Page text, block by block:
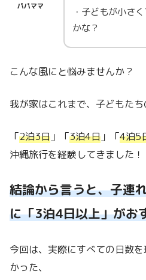
パパママ
・子どもが小さ
かな？
こんな風にと悩みませんか？
我が家はこれまで、子どもた
「2泊3日 」「3泊4日 」「4泊5
沖縄旅行を経験してきました！
結論から言うと、子連
に「3泊4日以上」がお
今回は、実際にすべての日数
かった、